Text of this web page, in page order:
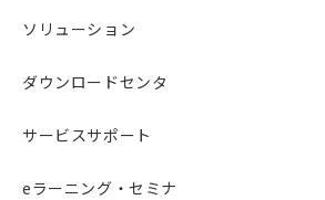
ソリューション
ダウンロードセンタ
サービスサポート
eラーニング・セミナ